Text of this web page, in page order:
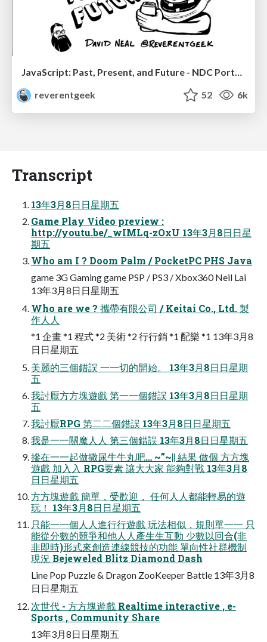
JavaScript: Past, Present, and Future - NDC Porto 2020
reverentgeek
52 6k
Transcript
13年3月8⽇日星期五
Game Play Video preview :
http://youtu.be/_wIMLq-zOxU 13年3月8⽇日星
期五
Who am I ? Doom Palm / PocketPC PHS Java
game 3G Gaming game PSP / PS3 / Xbox360 Neil Lai
13年3月8⽇日星期五
Who are we ? 攜帶有限公司 / Keitai Co., Ltd. 製
作⼈人
*1 企畫 *1 程式 *2 美術 *2 ⾏行銷 *1 配樂 *1 13年3月8
⽇日星期五
美麗的三個錯誤 ⼀一切的開始。 13年3月8⽇日星期
五
我討厭⽅方塊遊戲 第⼀一個錯誤 13年3月8⽇日星期
五
我討厭RPG 第⼆二個錯誤 13年3月8⽇日星期五
我是⼀一關魔⼈人 第三個錯誤 13年3月8⽇日星期五
摻在⼀一起做撒尿⽜牛丸吧… ~”~|| 結果 做個 ⽅方塊
遊戲 加⼊入 RPG要素 讓⼤大家 能夠對戰 13年3月8
⽇日星期五
⽅方塊遊戲 簡單，受歡迎， 任何⼈人都能輕易的遊
玩！ 13年3月8⽇日星期五
只能⼀一個⼈人進⾏行遊戲 玩法相似，規則單⼀一 只
能從分數的競爭和他⼈人產⽣生互動 少數以回合(⾮
非即時)形式來創造連線競技的功能 單向性社群機制
現況 Bejeweled Blitz Diamond Dash
Line Pop Puzzle & Dragon ZooKeeper Battle 13年3月8
⽇日星期五
次世代 - ⽅方塊遊戲 Realtime interactive , e-
Sports , Community Share
13年3月8⽇日星期五